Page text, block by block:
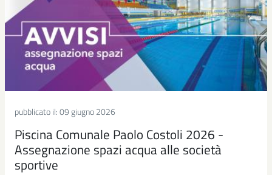
pubblicato il:09 giugno 2026
Piscina Comunale Paolo Costoli 2026 -
Assegnazione spazi acqua alle società
sportive